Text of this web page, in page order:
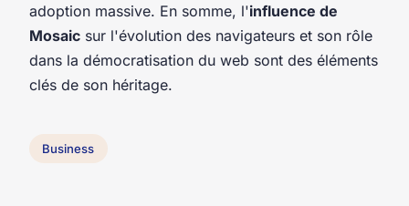
adoption massive. En somme, l'influence de
Mosaic sur l'évolution des navigateurs et son rôle
dans la démocratisation du web sont des éléments
clés de son héritage.
Business